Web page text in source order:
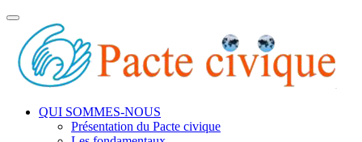
Toggle
navigation
QUI SOMMES-NOUS
Présentation du Pacte civique